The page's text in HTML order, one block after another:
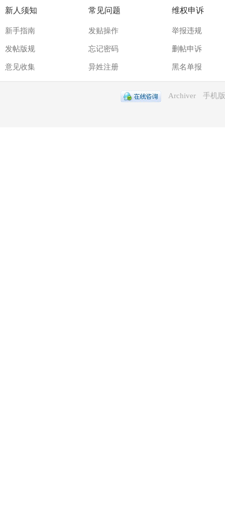
新人须知
新手指南
发帖版规
意见收集
常见问题
发贴操作
忘记密码
异姓注册
维权申诉
举报违规
删帖申诉
黑名单报
Archiver 手机版